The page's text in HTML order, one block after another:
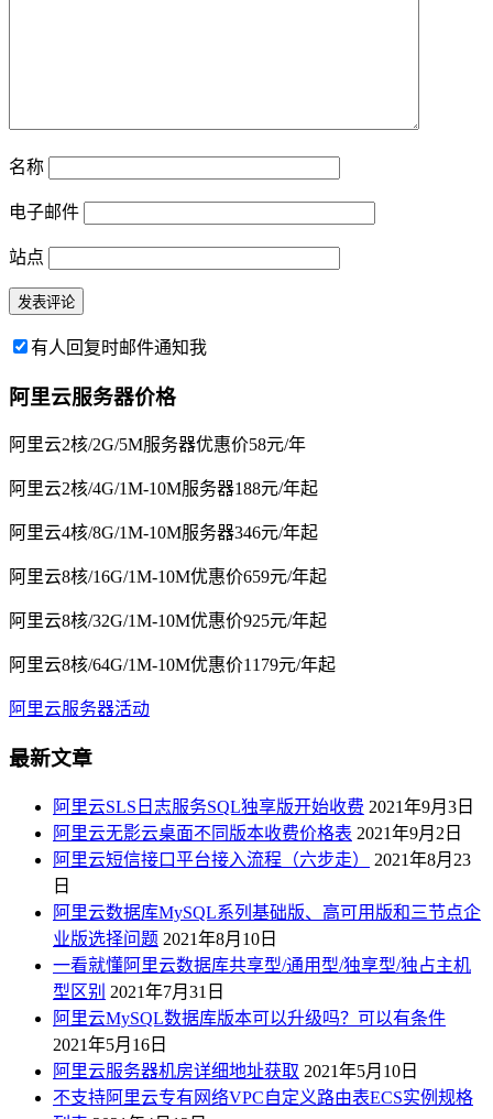
名称
电子邮件
站点
有人回复时邮件通知我
阿里云服务器价格
阿里云2核/2G/5M服务器优惠价58元/年
阿里云2核/4G/1M-10M服务器188元/年起
阿里云4核/8G/1M-10M服务器346元/年起
阿里云8核/16G/1M-10M优惠价659元/年起
阿里云8核/32G/1M-10M优惠价925元/年起
阿里云8核/64G/1M-10M优惠价1179元/年起
阿里云服务器活动
最新文章
阿里云SLS日志服务SQL独享版开始收费 2021年9月3日
阿里云无影云桌面不同版本收费价格表 2021年9月2日
阿里云短信接口平台接入流程（六步走）
2021年8月23
日
阿里云数据库MySQL系列基础版、高可用版和三节点企
业版选择问题 2021年8月10日
一看就懂阿里云数据库共享型/通用型/独享型/独占主机
型区别 2021年7月31日
阿里云MySQL数据库版本可以升级吗？可以有条件
2021年5月16日
阿里云服务器机房详细地址获取 2021年5月10日
不支持阿里云专有网络VPC自定义路由表ECS实例规格